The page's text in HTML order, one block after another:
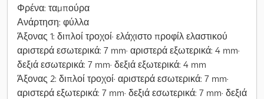
Φρένα: ταμπούρα
Ανάρτηση: φύλλα
Άξονας 1: διπλοί τροχοί· ελάχιστο προφίλ ελαστικού
αριστερά εσωτερικά: 7 mm· αριστερά εξωτερικά: 4 mm·
δεξιά εσωτερικά: 7 mm· δεξιά εξωτερικά: 4 mm
Άξονας 2: διπλοί τροχοί· αριστερά εσωτερικά: 7 mm·
αριστερά εξωτερικά: 7 mm· δεξιά εσωτερικά: 7 mm· δεξιά